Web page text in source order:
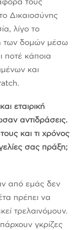
Δικαιοσύνης
λίγο το
των δομών μέσω
ποτέ κάποια
και
εταιρική
αντιδράσεις.
και τι χρόνος
σας πράξη;
από εμάς δεν
πρέπει να
τρελαινόμουν.
γκρίζες